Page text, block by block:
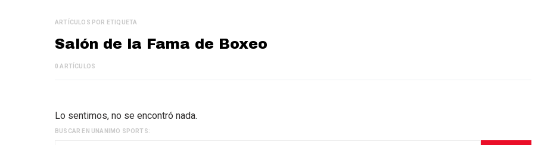
ARTÍCULOS POR ETIQUETA
Salón de la Fama de Boxeo
0 ARTÍCULOS
Lo sentimos, no se encontró nada.
BUSCAR EN UNANIMO SPORTS: